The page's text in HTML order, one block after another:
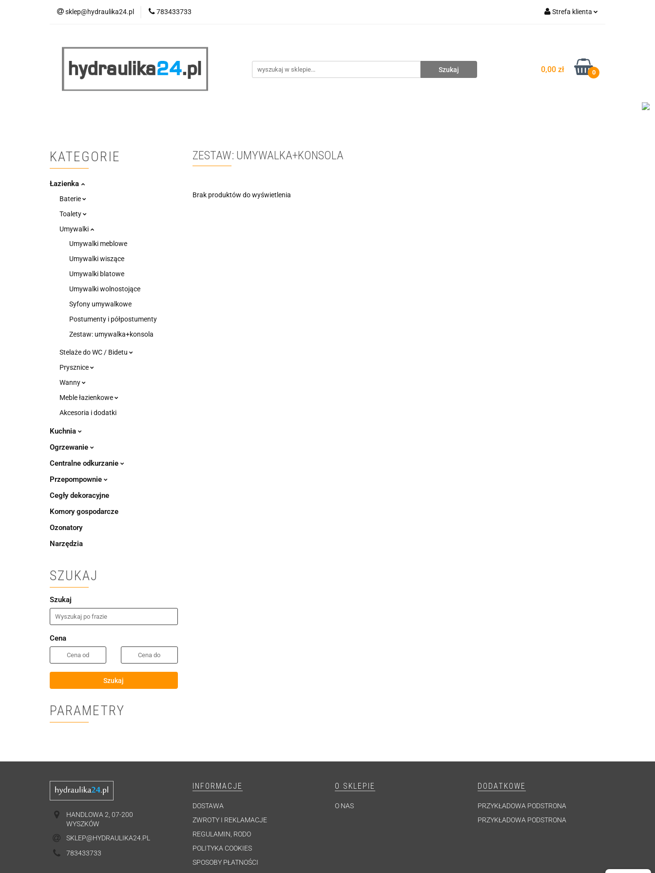
sklep@hydraulika24.pl 783433733 Strefa klienta
Dodaj zgłoszenie
0,00 zł 0
Łazienka
Wyprzedaż WYCENA ZESTAWÓW
KATEGORIE
Łazienka
Baterie
Toalety
Umywalki
Umywalki meblowe
Umywalki wiszące
Umywalki blatowe
Umywalki wolnostojące
Syfony umywalkowe
Postumenty i półpostumenty
Zestaw: umywalka+konsola
Stelaże do WC / Bidetu
Prysznice
Wanny
Meble łazienkowe
Akcesoria i dodatki
Kuchnia
Ogrzewanie
Centralne odkurzanie
Przepompownie
Cegły dekoracyjne
Komory gospodarcze
Ozonatory
Narzędzia
SZUKAJ
Szukaj
Cena
Szukaj
PARAMETRY
ZESTAW: UMYWALKA+KONSOLA
Brak produktów do wyświetlenia
HANDLOWA 2, 07-200
WYSZKÓW
SKLEP@HYDRAULIKA24.PL
783433733
INFORMACJE
DOSTAWA
ZWROTY I REKLAMACJE
REGULAMIN, RODO
POLITYKA COOKIES
SPOSOBY PŁATNOŚCI
O SKLEPIE
O NAS
DODATKOWE
PRZYKŁADOWA PODSTRONA
PRZYKŁADOWA PODSTRONA